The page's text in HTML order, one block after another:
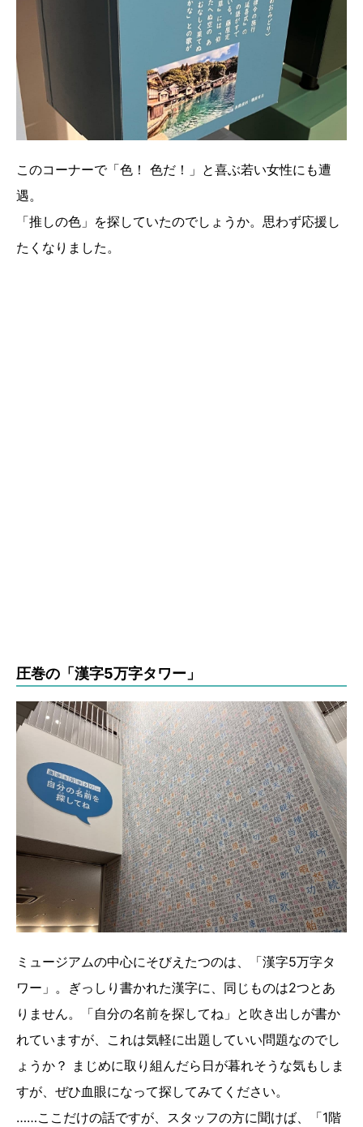
このコーナーで「色！ 色だ！」と喜ぶ若い女性にも遭
遇。
「推しの色」を探していたのでしょうか。思わず応援し
たくなりました。
圧巻の「漢字5万字タワー」
ミュージアムの中心にそびえたつのは、「漢字5万字タ
ワー」。ぎっしり書かれた漢字に、同じものは2つとあ
りません。「自分の名前を探してね」と吹き出しが書か
れていますが、これは気軽に出題していい問題なのでし
ょうか？ まじめに取り組んだら日が暮れそうな気もしま
すが、ぜひ血眼になって探してみてください。
……ここだけの話ですが、スタッフの方に聞けば、「1階